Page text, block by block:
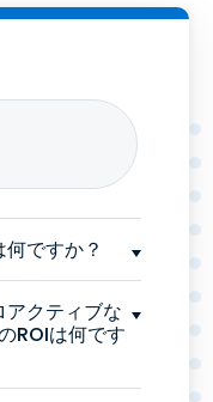
ですか？
クティブな
ROIは何です